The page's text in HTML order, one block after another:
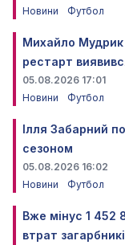
Новини
Футбол
Михайло Мудрик
рестарт
05.08.2026 17:01
Новини
Футбол
Ілля Забарний
сезоном
05.08.2026 16:02
Новини
Футбол
Вже мінус 1 452
втрат